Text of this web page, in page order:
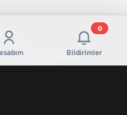
Bildirimler
0
Reddi